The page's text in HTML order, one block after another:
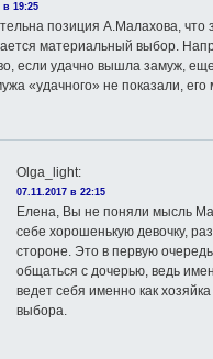
в 19:25
позиция А.Малахова, что
материальный выбор.
если удачно вышла замуж,
«удачного» не показали,
Olga_light:
07.11.2017 в 22:15
Елена, Вы не поняли мысль
себе хорошенькую девочку,
стороне. Это в первую
общаться с дочерью, ведь
ведет себя именно как
выбора.